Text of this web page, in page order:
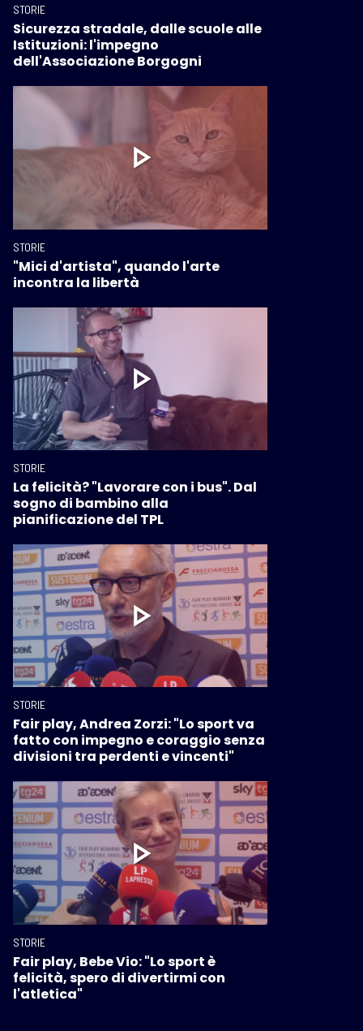
STORIE
Sicurezza stradale, dalle scuole alle
Istituzioni: l'impegno
dell'Associazione Borgogni
STORIE
"Mici d'artista", quando l'arte
incontra la libertà
STORIE
La felicità? "Lavorare con i bus". Dal
sogno di bambino alla
pianificazione del TPL
STORIE
Fair play, Andrea Zorzi: "Lo sport va
fatto con impegno e coraggio senza
divisioni tra perdenti e vincenti"
STORIE
Fair play, Bebe Vio: "Lo sport è
felicità, spero di divertirmi con
l'atletica"